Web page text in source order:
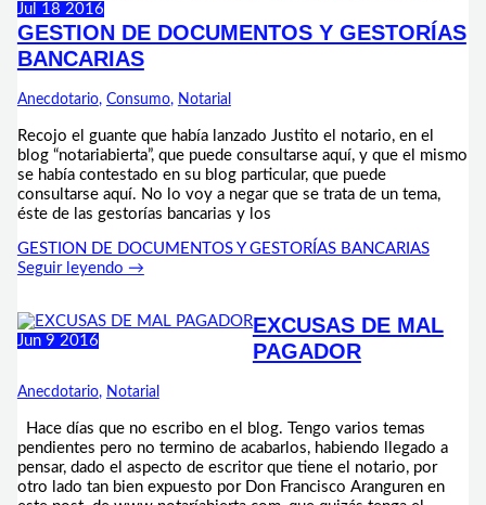
Jul 18 2016
GESTION DE DOCUMENTOS Y GESTORÍAS
BANCARIAS
Anecdotario, Consumo, Notarial
Recojo el guante que había lanzado Justito el notario, en el
blog “notariabierta”, que puede consultarse aquí, y que el mismo
se había contestado en su blog particular, que puede
consultarse aquí. No lo voy a negar que se trata de un tema,
éste de las gestorías bancarias y los
GESTION DE DOCUMENTOS Y GESTORÍAS BANCARIAS
Seguir leyendo →
Jun 9 2016
EXCUSAS DE MAL
PAGADOR
Anecdotario, Notarial
Hace días que no escribo en el blog. Tengo varios temas
pendientes pero no termino de acabarlos, habiendo llegado a
pensar, dado el aspecto de escritor que tiene el notario, por
otro lado tan bien expuesto por Don Francisco Aranguren en